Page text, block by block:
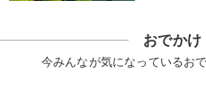
おでかけ
今みんなが気になっているお